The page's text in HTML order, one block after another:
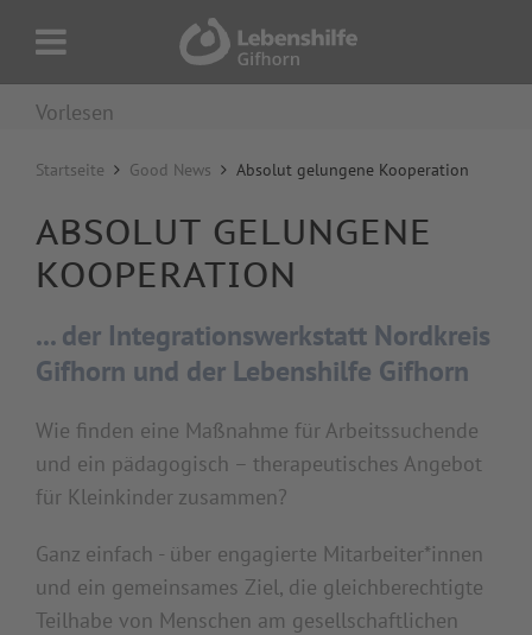
Vorlesen
Startseite Good News Absolut gelungene Kooperation
ABSOLUT GELUNGENE
KOOPERATION
...der Integrationswerkstatt Nordkreis
Gifhorn und der Lebenshilfe Gifhorn
Wie finden eine Maßnahme für Arbeitssuchende
und ein pädagogisch – therapeutisches Angebot
für Kleinkinder zusammen?
Ganz einfach - über engagierte Mitarbeiter*innen
und ein gemeinsames Ziel, die gleichberechtigte
Teilhabe von Menschen am gesellschaftlichen